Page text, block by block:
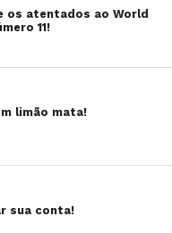
os atentados ao World
11!
limão mata!
sua conta!